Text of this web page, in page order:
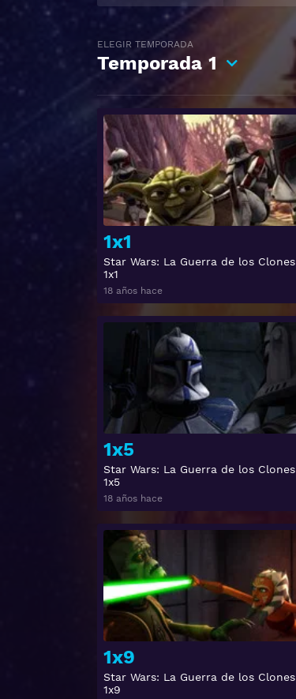
ELEGIR TEMPORADA
Temporada 1
1x1
Star Wars: La Guerra de los Clones
1x1
18 años hace
1x5
Star Wars: La Guerra de los Clones
1x5
18 años hace
1x9
Star Wars: La Guerra de los Clones
1x9